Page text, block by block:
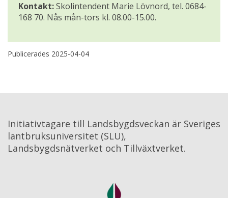
Kontakt: Skolintendent Marie Lövnord, tel. 0684-
168 70. Nås mån-tors kl. 08.00-15.00.
Publicerades 2025-04-04
Initiativtagare till Landsbygdsveckan är Sveriges
lantbruksuniversitet (SLU),
Landsbygdsnätverket och Tillväxtverket.